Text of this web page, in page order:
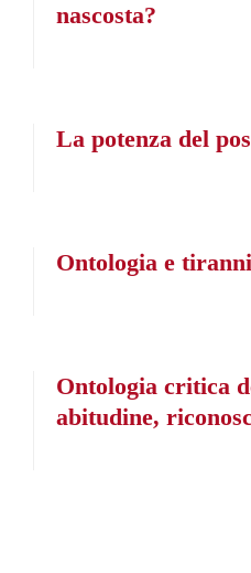
nascosta?
La potenza del
Ontologia e
Ontologia critica
abitudine,